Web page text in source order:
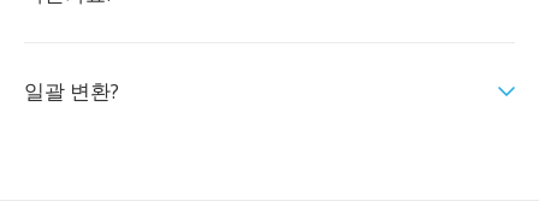
일괄 변환?